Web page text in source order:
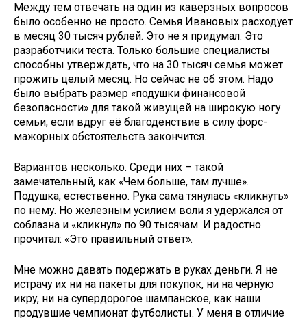
Между тем отвечать на один из каверзных вопросов
было особенно не просто. Семья Ивановых расходует
в месяц 30 тысяч рублей. Это не я придумал. Это
разработчики теста. Только большие специалисты
способны утверждать, что на 30 тысяч семья может
прожить целый месяц. Но сейчас не об этом. Надо
было выбрать размер «подушки финансовой
безопасности» для такой живущей на широкую ногу
семьи, если вдруг её благоденствие в силу форс-
мажорных обстоятельств закончится.
Вариантов несколько. Среди них – такой
замечательный, как «Чем больше, там лучше».
Подушка, естественно. Рука сама тянулась «кликнуть»
по нему. Но железным усилием воли я удержался от
соблазна и «кликнул» по 90 тысячам. И радостно
прочитал: «Это правильный ответ».
Мне можно давать подержать в руках деньги. Я не
истрачу их ни на пакеты для покупок, ни на чёрную
икру, ни на супердорогое шампанское, как наши
продувшие чемпионат футболисты. У меня в отличие